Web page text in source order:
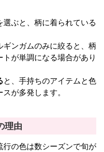
ぶと、柄に着られている
ンガムのみに絞ると、柄
が単調になる場合があり
と、手持ちのアイテムと色
が多発します。
理由
行の色は数シーズンで旬が